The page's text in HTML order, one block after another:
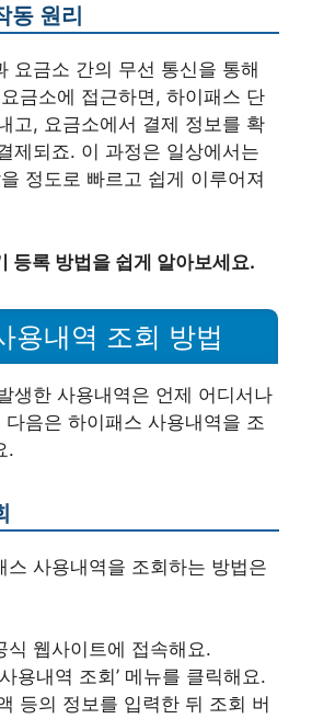
동 원리
요금소 간의 무선 통신을 통해
금소에 접근하면, 하이패스 단
고, 요금소에서 결제 정보를 확
제되죠. 이 과정은 일상에서는
정도로 빠르고 쉽게 이루어져
등록 방법을 쉽게 알아보세요.
용내역 조회 방법
생한 사용내역은 언제 어디서나
음은 하이패스 사용내역을 조
.
스 사용내역을 조회하는 방법은
식 웹사이트에 접속해요.
용내역 조회’ 메뉴를 클릭해요.
등의 정보를 입력한 뒤 조회 버